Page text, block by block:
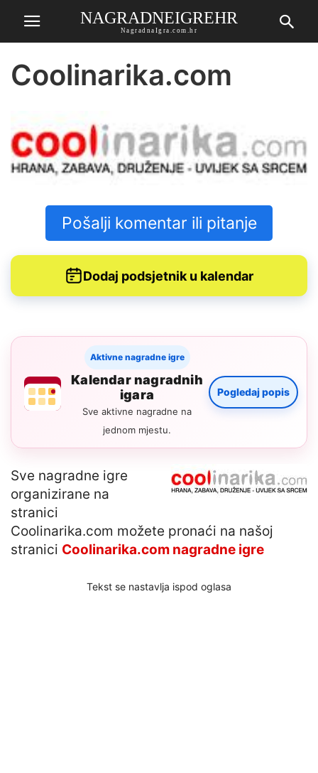
NAGRADNEIGREHR
NagradnaIgra.com.hr
Coolinarika.com
Pošalji komentar ili pitanje
Dodaj podsjetnik u kalendar
Aktivne nagradne igre
Kalendar nagradnih
igara
Sve aktivne nagradne na
jednom mjestu.
Pogledaj popis
Sve nagradne igre
organizirane na
stranici
Coolinarika.com možete pronaći na našoj
stranici Coolinarika.com nagradne igre
Tekst se nastavlja ispod oglasa